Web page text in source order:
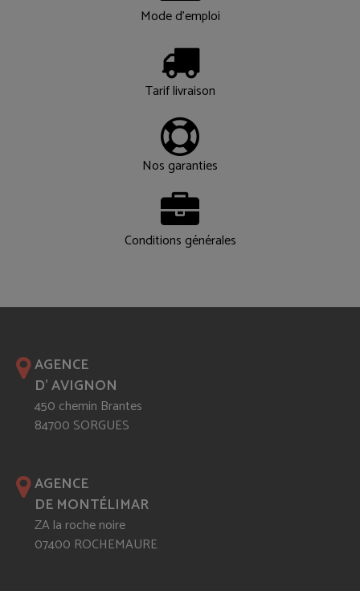
Mode d'emploi
Tarif livraison
Nos garanties
Conditions générales
AGENCE
D' AVIGNON
450 chemin Brantes
84700 SORGUES
AGENCE
DE MONTÉLIMAR
ZA la roche noire
07400 ROCHEMAURE